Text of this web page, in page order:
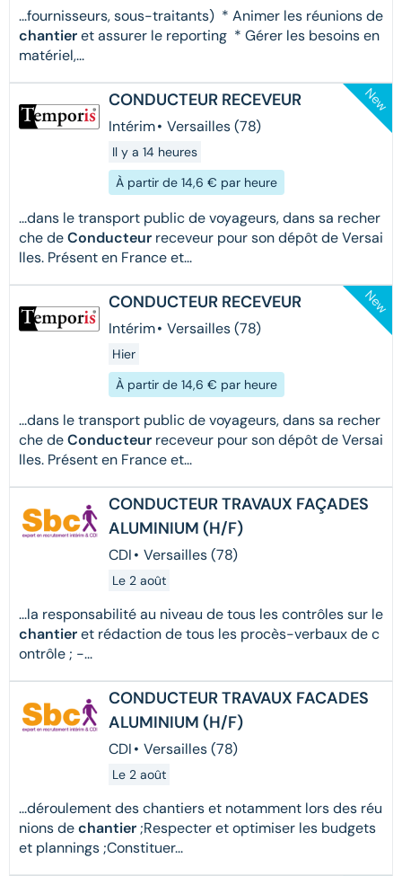
...fournisseurs, sous-traitants) * Animer les réunions de
chantieret assurer le reporting * Gérer les besoins en
matériel,...
CONDUCTEUR RECEVEUR
Intérim• Versailles (78)
Il y a 14 heures
À partir de 14,6 € par heure
...dans le transport public de voyageurs, dans sa recher
che deConducteur receveur pour son dépôt de Versai
lles. Présent en France et...
New
CONDUCTEUR RECEVEUR
Intérim• Versailles (78)
Hier
À partir de 14,6 € par heure
...dans le transport public de voyageurs, dans sa recher
che deConducteur receveur pour son dépôt de Versai
lles. Présent en France et...
New
CONDUCTEUR TRAVAUX FAÇADES
ALUMINIUM (H/F)
CDI• Versailles (78)
Le 2 août
...la responsabilité au niveau de tous les contrôles sur le
chantieret rédaction de tous les procès-verbaux de c
ontrôle ; -...
CONDUCTEUR TRAVAUX FACADES
ALUMINIUM (H/F)
CDI• Versailles (78)
Le 2 août
...déroulement des chantiers et notamment lors des réu
nions dechantier;Respecter et optimiser les budgets
et plannings ;Constituer...